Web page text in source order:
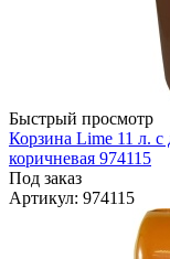
Быстрый просмотр
Корзина Lime 11 л. с
коричневая 974115
Под заказ
Артикул: 974115